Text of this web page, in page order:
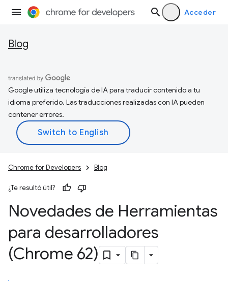
Acceder
Blog
Google utiliza tecnología de IA para traducir contenido a tu
idioma preferido. Las traducciones realizadas con IA pueden
contener errores.
Chrome for Developers Blog
¿Te resultó útil?
Novedades de Herramientas
para desarrolladores
(Chrome 62)